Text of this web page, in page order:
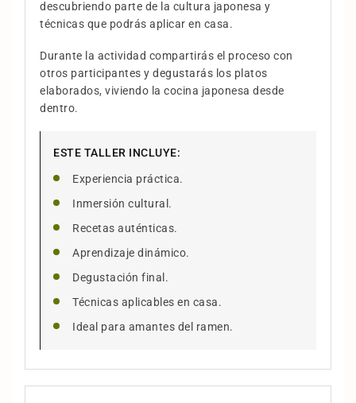
descubriendo parte de la cultura japonesa y
técnicas que podrás aplicar en casa.
Durante la actividad compartirás el proceso con
otros participantes y degustarás los platos
elaborados, viviendo la cocina japonesa desde
dentro.
ESTE TALLER INCLUYE:
Experiencia práctica.
Inmersión cultural.
Recetas auténticas.
Aprendizaje dinámico.
Degustación final.
Técnicas aplicables en casa.
Ideal para amantes del ramen.